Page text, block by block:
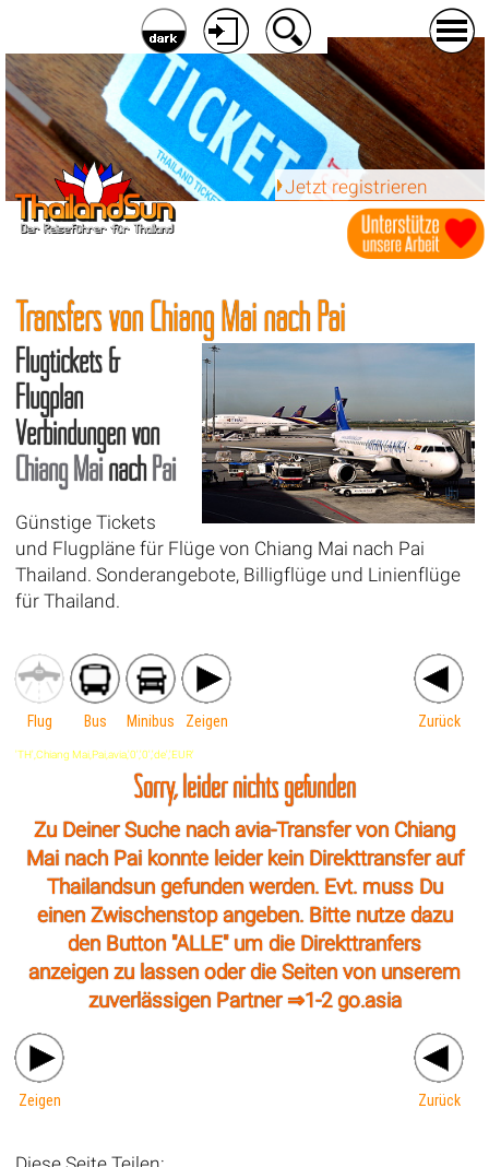
Jetzt registrieren
Transfers von Chiang Mai nach Pai
Flugtickets &
Flugplan
Verbindungen von
Chiang Mainach Pai
Günstige Tickets
und Flugpläne für Flüge von Chiang Mai nach Pai
Thailand. Sonderangebote, Billigflüge und Linienflüge
für Thailand.
Flug Bus Minibus Zeigen Zurück
'TH',Chiang Mai,Pai,avia,'0','0','de','EUR'
Sorry, leider nichts gefunden
Zu Deiner Suche nach avia-Transfer von Chiang
Mai nach Pai konnte leider kein Direkttransfer auf
Thailandsun gefunden werden. Evt. muss Du
einen Zwischenstop angeben. Bitte nutze dazu
den Button "ALLE" um die Direkttranfers
anzeigen zu lassen oder die Seiten von unserem
zuverlässigen Partner ⇒1-2 go.asia
Zeigen Zurück